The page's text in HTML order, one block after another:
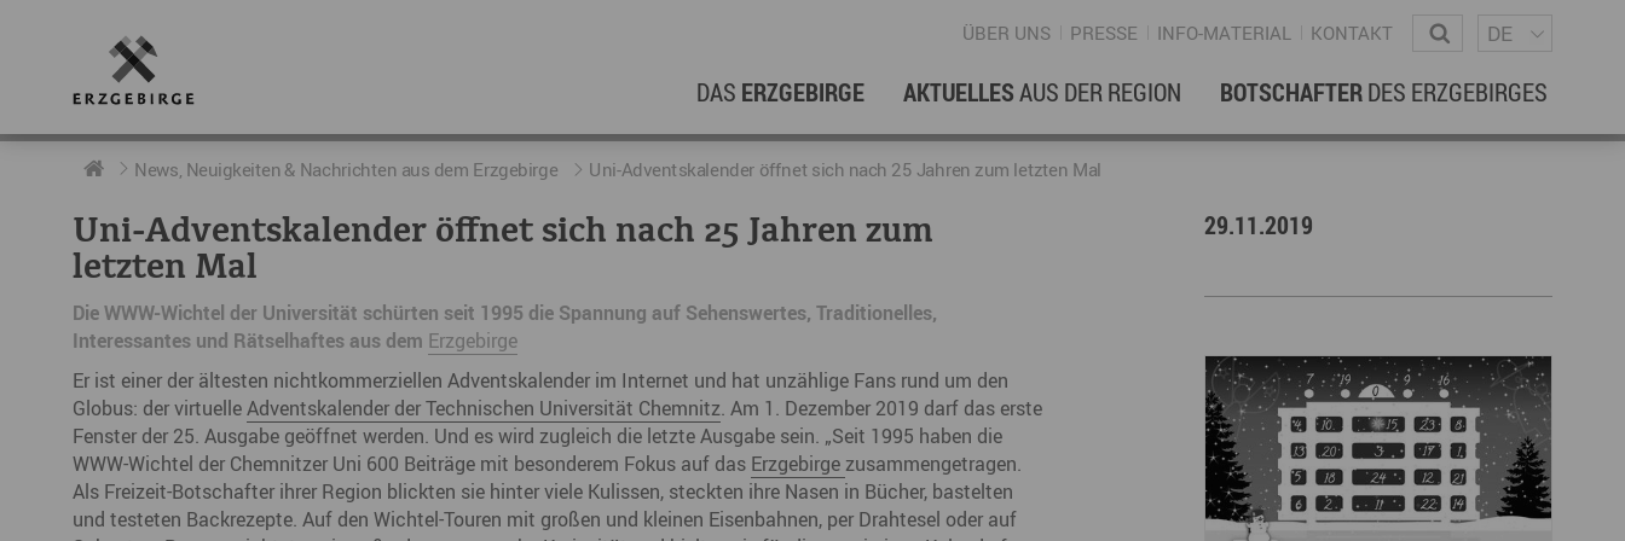
ÜBER UNS PRESSE INFO-MATERIAL KONTAKT Wonach suchen Sie?
DE
DAS ERZGEBIRGE
RUND UMS ERZGEBIRGE
Geschichte
Der Erzgebirgskreis
Städte im Erzgebirge
Erzgebirgskrimi
Fakten
WIRTSCHAFTSREGION
Stellenangebote im Erzgebirge
Coworking Spaces im Erzgebirge
DER FILM
LEBENSREGION
Essen
Erzgebirgische Volkskunst
AKTUELLESAUS DER REGION
AKTUELLES
Neuigkeiten
ERFOLGSGESCHICHTEN
hERZgeschichten
NEWSLETTER
BOTSCHAFTERDES ERZGEBIRGES
DIE BOTSCHAFTER
Botschafter im Überblick
News, Neuigkeiten & Nachrichten aus dem Erzgebirge Uni-Adventskalender öffnet sich nach 25 Jahren zum letzten Mal
Uni-Adventskalender öffnet sich nach 25 Jahren zum
letzten Mal
Die WWW-Wichtel der Universität schürten seit 1995 die Spannung auf Sehenswertes, Traditionelles,
Interessantes und Rätselhaftes aus dem Erzgebirge
Er ist einer der ältesten nichtkommerziellen Adventskalender im Internet und hat unzählige Fans rund um den
Globus: der virtuelleAdventskalender der Technischen Universität Chemnitz. Am 1. Dezember 2019 darf das erste
Fenster der 25. Ausgabe geöffnet werden. Und es wird zugleich die letzte Ausgabe sein. „Seit 1995 haben die
WWW-Wichtel der Chemnitzer Uni 600 Beiträge mit besonderem Fokus auf das Erzgebirge zusammengetragen.
Als Freizeit-Botschafter ihrer Region blickten sie hinter viele Kulissen, steckten ihre Nasen in Bücher, bastelten
und testeten Backrezepte. Auf den Wichtel-Touren mit großen und kleinen Eisenbahnen, per Drahtesel oder auf
29.11.2019